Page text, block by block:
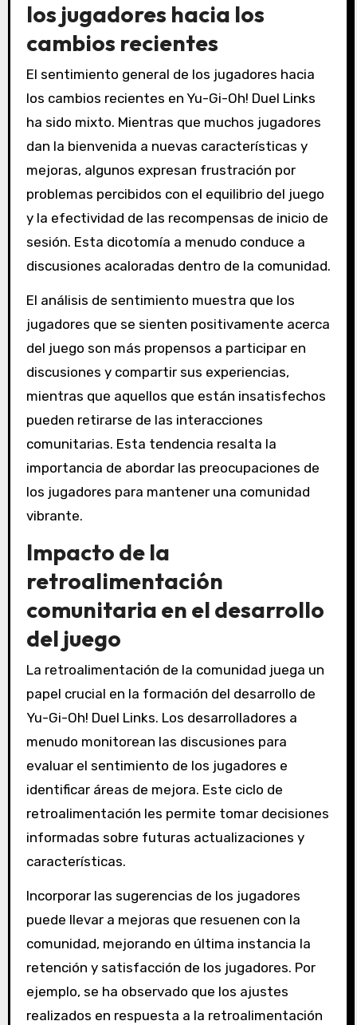
los jugadores hacia los
cambios recientes
El sentimiento general de los jugadores hacia
los cambios recientes en Yu-Gi-Oh! Duel Links
ha sido mixto. Mientras que muchos jugadores
dan la bienvenida a nuevas características y
mejoras, algunos expresan frustración por
problemas percibidos con el equilibrio del juego
y la efectividad de las recompensas de inicio de
sesión. Esta dicotomía a menudo conduce a
discusiones acaloradas dentro de la comunidad.
El análisis de sentimiento muestra que los
jugadores que se sienten positivamente acerca
del juego son más propensos a participar en
discusiones y compartir sus experiencias,
mientras que aquellos que están insatisfechos
pueden retirarse de las interacciones
comunitarias. Esta tendencia resalta la
importancia de abordar las preocupaciones de
los jugadores para mantener una comunidad
vibrante.
Impacto de la
retroalimentación
comunitaria en el desarrollo
del juego
La retroalimentación de la comunidad juega un
papel crucial en la formación del desarrollo de
Yu-Gi-Oh! Duel Links. Los desarrolladores a
menudo monitorean las discusiones para
evaluar el sentimiento de los jugadores e
identificar áreas de mejora. Este ciclo de
retroalimentación les permite tomar decisiones
informadas sobre futuras actualizaciones y
características.
Incorporar las sugerencias de los jugadores
puede llevar a mejoras que resuenen con la
comunidad, mejorando en última instancia la
retención y satisfacción de los jugadores. Por
ejemplo, se ha observado que los ajustes
realizados en respuesta a la retroalimentación